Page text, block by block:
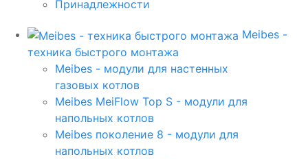
Принадлежности
Meibes -
техника быстрого монтажа
Meibes - модули для настенных
газовых котлов
Meibes MeiFlow Top S - модули для
напольных котлов
Meibes поколение 8 - модули для
напольных котлов